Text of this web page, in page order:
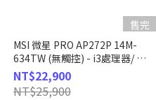
售完
MSI 微星 PRO AP272P 14M-
634TW (無觸控) - i3處理器/ 8G
記憶體/ 512G SSD/W11
NT$22,900
NT$25,900